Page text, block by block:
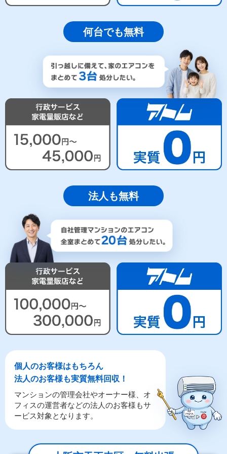
何台でも無料
法人も無料
個人のお客様はもちろん
法人のお客様も実質無料回収！
マンションの管理会社やオーナー様、オ
フィスの運営者などの法人のお客様もサ
ービス対象となります。